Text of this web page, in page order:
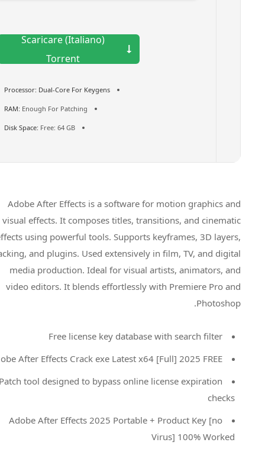
Scaricare (Italiano)
Torrent
Processor:Dual-Core For Keygens
RAM:Enough For Patching
Disk Space: Free: 64 GB
Adobe After Effects is a software for motion graphics and
visual effects. It composes titles, transitions, and cinematic
effects using powerful tools. Supports keyframes, 3D layers,
tracking, and plugins. Used extensively in film, TV, and digital
media production. Ideal for visual artists, animators, and
video editors. It blends effortlessly with Premiere Pro and
Photoshop.
Free license key database with search filter
Adobe After Effects Crack exe Latest x64 [Full] 2025 FREE
Patch tool designed to bypass online license expiration
checks
Adobe After Effects 2025 Portable + Product Key [no
Virus] 100% Worked